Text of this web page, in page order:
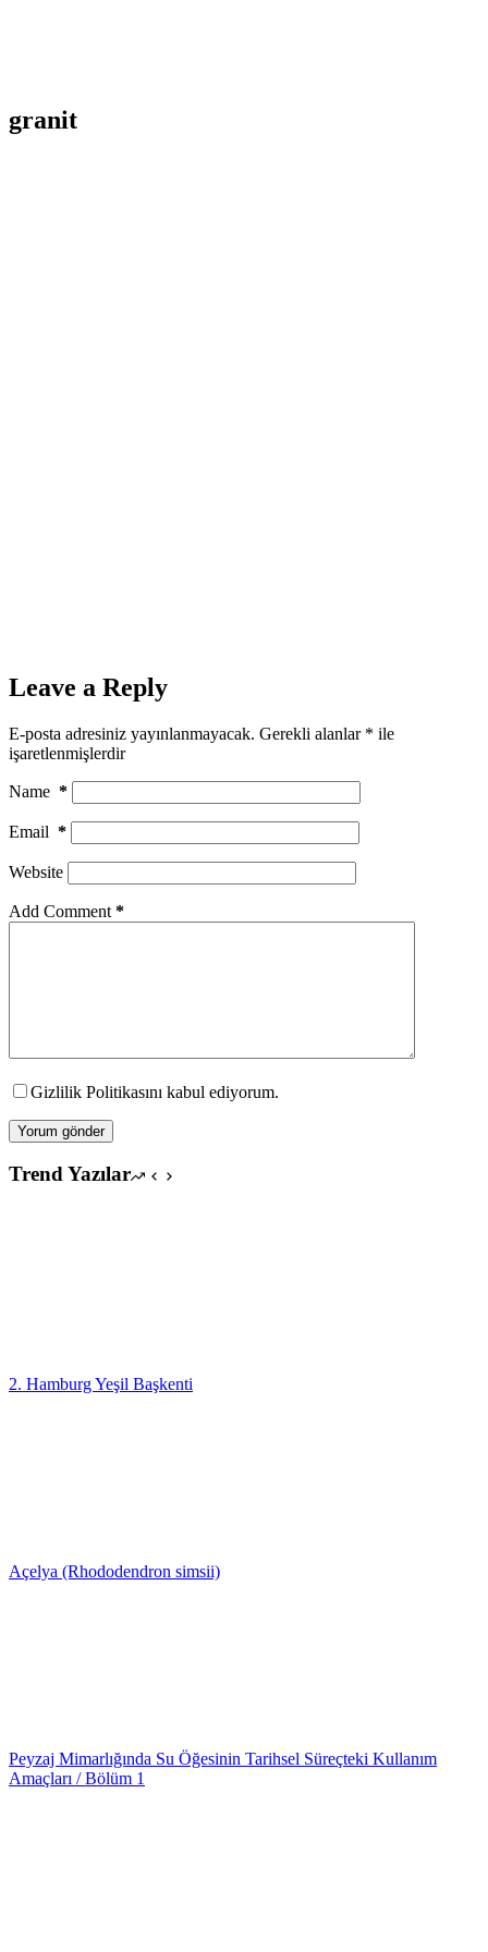
granit
Leave a Reply
E-posta adresiniz yayınlanmayacak. Gerekli alanlar * ile
işaretlenmişlerdir
Name *
Email *
Website
Add Comment *
Gizlilik Politikasını kabul ediyorum.
Yorum gönder
Trend Yazılar
2. Hamburg Yeşil Başkenti
Açelya (Rhododendron simsii)
Peyzaj Mimarlığında Su Öğesinin Tarihsel Süreçteki Kullanım
Amaçları / Bölüm 1